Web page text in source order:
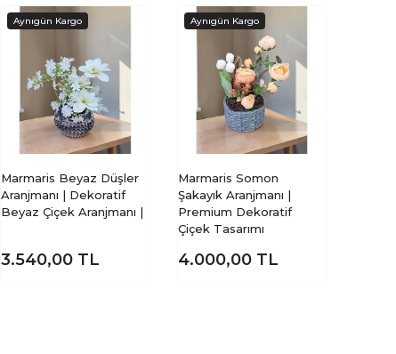
Marmaris Beyaz Düşler
Aranjmanı | Dekoratif
Beyaz Çiçek Aranjmanı |
3.540,00 TL
Marmaris Somon
Şakayık Aranjmanı |
Premium Dekoratif
Çiçek Tasarımı
4.000,00 TL